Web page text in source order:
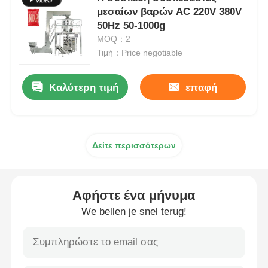
Μηχανή συσκευασίας πολλαπλών λωρίδων
Μηχανές συσκευασίας
μεσαίων βαρών AC 220V 380V
50Hz 50-1000g
MOQ：2
Τιμή：Price negotiable
Καλύτερη τιμή επαφή
Δείτε περισσότερων
Αφήστε ένα μήνυμα
We bellen je snel terug!